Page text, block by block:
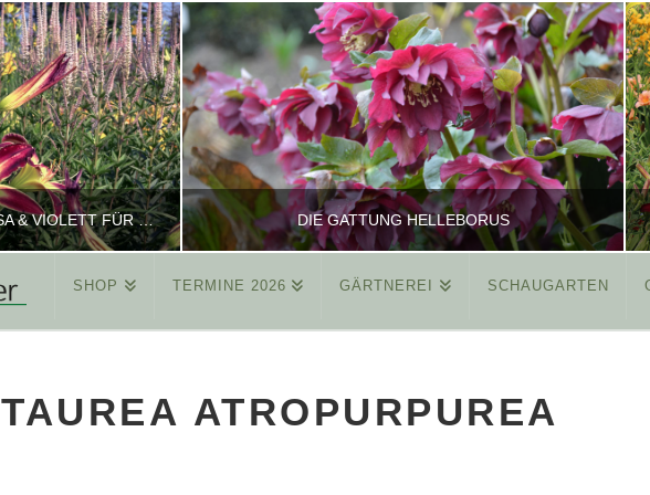
TAGLILIEN NEU ENTDECKT: ROSA & VIOLETT FÜR ROMANTISCHE PFLANZKOMBINATIONEN DIE GATTUNG HELLEBORUS
REINHARD
MÄRZ 26, 2015
SHOP TERMINE 2026 GÄRTNEREI SCHAUGARTEN
ATROPURPUREA